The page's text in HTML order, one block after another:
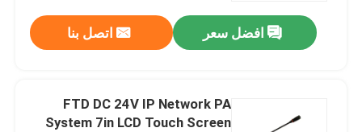
افضل سعر اتصل بنا
FTD DC 24V IP Network PA
System 7in LCD Touch Screen